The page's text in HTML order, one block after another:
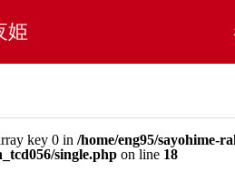
姫
key 0 in /home/eng95/sayohime-
single.php on line 18